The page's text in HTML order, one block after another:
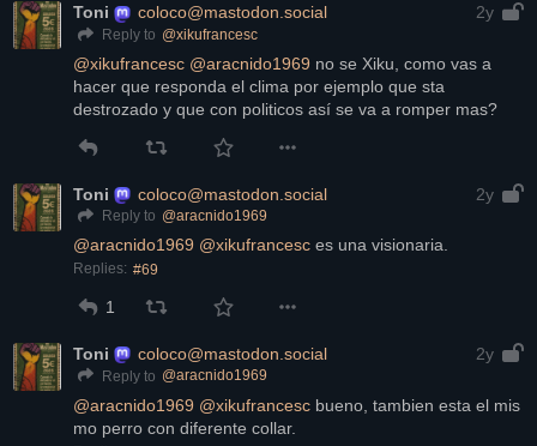
Toni coloco@mastodon.social 2y
Reply to @xikufrancesc
@xikufrancesc @aracnido1969 no se Xiku, como vas a
hacer que responda el clima por ejemplo que sta
destrozado y que con politicos así se va a romper mas?
Toni coloco@mastodon.social 2y
Reply to @aracnido1969
@aracnido1969 @xikufrancesc es una visionaria.
Replies: #69
1
Toni coloco@mastodon.social 2y
Reply to @aracnido1969
@aracnido1969 @xikufrancesc bueno, tambien esta el mis
mo perro con diferente collar.